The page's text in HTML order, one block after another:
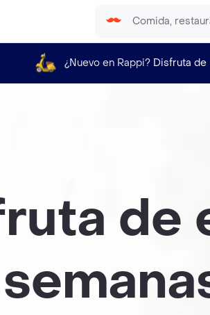
¿Nuevo en Rappi? Disfruta de
de